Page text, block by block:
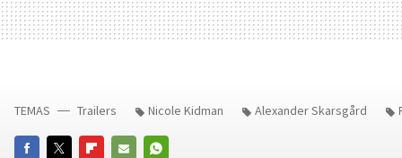
TEMAS Trailers Nicole Kidman Alexander Skarsgård